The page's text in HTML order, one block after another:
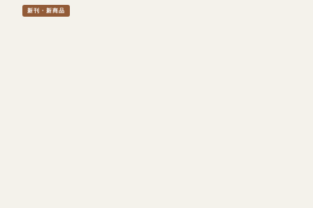
新刊・新商品